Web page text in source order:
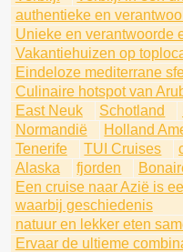
authentieke en
Unieke en verantwoorde
Vakantiehuizen op
Eindeloze mediterrane
Culinaire hotspot van
East Neuk
Schotland
Normandië
Holland
Tenerife
TUI Cruises
Alaska
fjorden
Een cruise naar Azië is
waarbij geschiedenis
natuur en lekker eten
Ervaar de ultieme